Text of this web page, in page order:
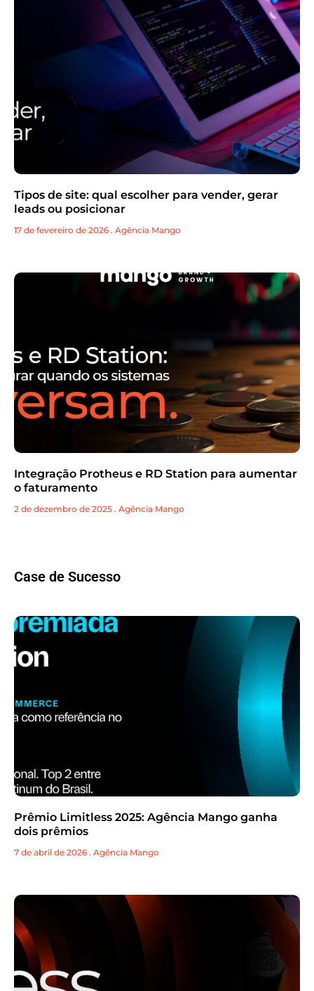
Tipos de site: qual escolher para vender, gerar
leads ou posicionar
17 de fevereiro de 2026 . Agência Mango
Integração Protheus e RD Station para aumentar
o faturamento
2 de dezembro de 2025 . Agência Mango
Case de Sucesso
Prêmio Limitless 2025: Agência Mango ganha
dois prêmios
7 de abril de 2026 . Agência Mango